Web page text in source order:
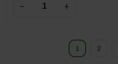
− +
1 2